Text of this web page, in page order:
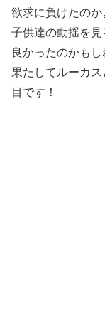
欲求に負けたのか
子供達の動揺を
良かったのかもし
果たしてルーカ
目です！